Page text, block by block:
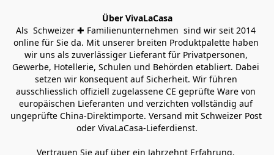
Über VivaLaCasa
Als  Schweizer ✚ Familienunternehmen  sind wir seit 2014
online für Sie da. Mit unserer breiten Produktpalette haben
wir uns als zuverlässiger Lieferant für Privatpersonen,
Gewerbe, Hotellerie, Schulen und Behörden etabliert. Dabei
setzen wir konsequent auf Sicherheit. Wir führen
ausschliesslich offiziell zugelassene CE geprüfte Ware von
europäischen Lieferanten und verzichten vollständig auf
ungeprüfte China-Direktimporte. Versand mit Schweizer Post
oder VivaLaCasa-Lieferdienst.
Vertrauen Sie auf über ein Jahrzehnt Erfahrung,